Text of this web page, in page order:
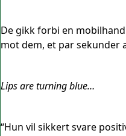
De gikk forbi en
mot dem, et par sekunder
Lips are turning blue…
“Hun vil sikkert svare